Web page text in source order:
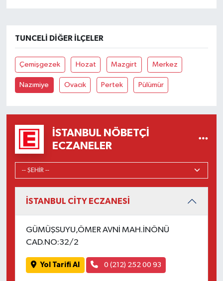
TUNCELI DIĞER İLÇELER
Çemişgezek Hozat Mazgirt Merkez
Nazımiye Ovacık Pertek Pülümür
İSTANBUL NÖBETÇI
ECZANELER
İSTANBUL CİTY ECZANESİ
GÜMÜŞSUYU,ÖMER AVNİ MAH.İNÖNÜ
CAD.NO:32/2
Yol Tarifi Al 0 (212) 252 00 93